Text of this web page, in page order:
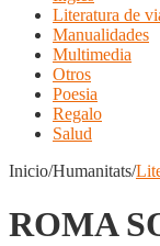
Literatura de
Manualidades
Multimedia
Otros
Poesia
Regalo
Salud
Inicio/Humanitats/
ROMA